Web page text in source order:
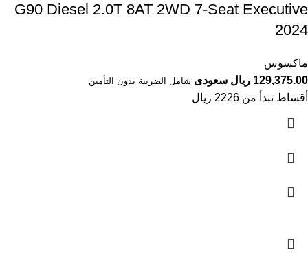
G90 Diesel 2.0T 8AT 2WD 7-Seat Executive
2024
ماكسوس
129,375.00 ريال سعودى
شامل الضريبة بدون التأمين
أقساط تبدأ من 2226 ريال